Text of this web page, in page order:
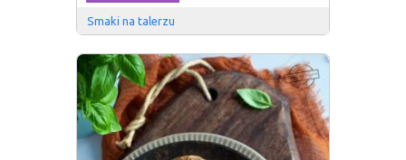
Smaki na talerzu